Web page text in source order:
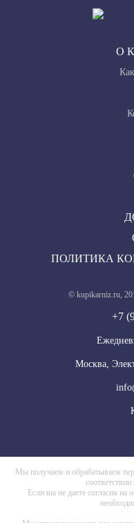
О
ПОЛИТИКА
© kupikarniz.ru,
+7
Москва,
Мы получаем и обрабатываем
соответствии
Если вы не даете согласия